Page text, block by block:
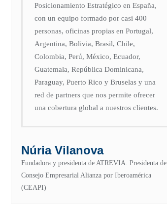
Posicionamiento Estratégico en España,
con un equipo formado por casi 400
personas, oficinas propias en Portugal,
Argentina, Bolivia, Brasil, Chile,
Colombia, Perú, México, Ecuador,
Guatemala, República Dominicana,
Paraguay, Puerto Rico y Bruselas y una
red de partners que nos permite ofrecer
una cobertura global a nuestros clientes.
Núria Vilanova
Fundadora y presidenta de ATREVIA. Presidenta de
Consejo Empresarial Alianza por Iberoamérica
(CEAPI)